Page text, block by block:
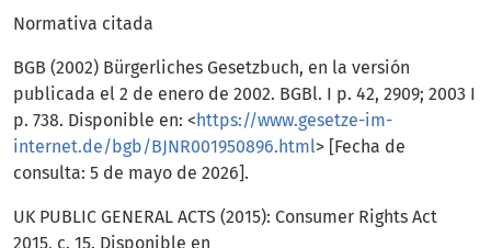
Normativa citada
BGB (2002) Bürgerliches Gesetzbuch, en la versión
publicada el 2 de enero de 2002. BGBl. I p. 42, 2909; 2003 I
p. 738. Disponible en: < https://www.gesetze-im-
internet.de/bgb/BJNR001950896.html> [Fecha de
consulta: 5 de mayo de 2026].
UK PUBLIC GENERAL ACTS (2015): Consumer Rights Act
2015, c. 15. Disponible en